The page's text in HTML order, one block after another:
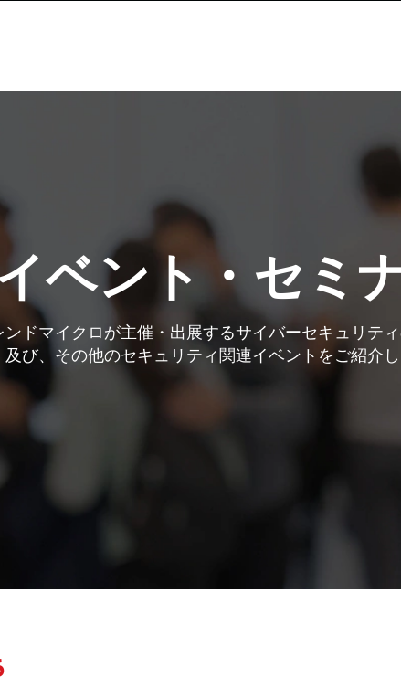
ベント・セミ
ンドマイクロが主催・出展するサイバーセキュリテ
及び、その他のセキュリティ関連イベントをご紹介し